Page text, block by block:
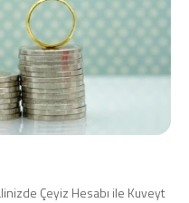
Çeyiz Hesabı ile Kuveyt